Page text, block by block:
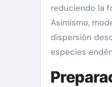
reduciendo la
Asimismo,
dispersión
especies